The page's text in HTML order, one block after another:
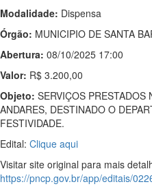
Modalidade: Dispensa
Órgão: MUNICIPIO DE SANTA
Abertura: 08/10/2025 17:00
Valor: R$ 3.200,00
Objeto: SERVIÇOS PRESTADOS
ANDARES, DESTINADO O
FESTIVIDADE.
Edital: Clique aqui
Visitar site original para mais
https://pncp.gov.br/app/editais/